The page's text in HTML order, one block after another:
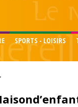
SPORTS - LOISIRS